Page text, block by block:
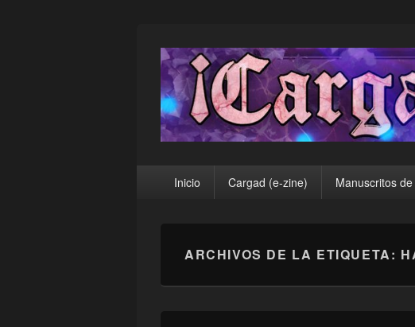
¡Cargad!
principalInicio Cargad (e-zine) Manuscritos
ARCHIVOS DE LA ETIQUETA: